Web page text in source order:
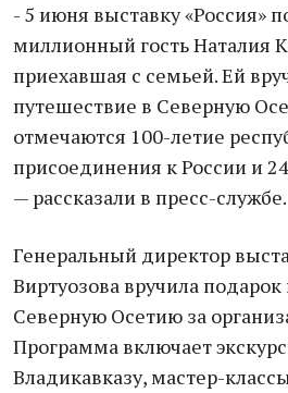
- 5 июня выставку «Россия»
миллионный гость Наталия
приехавшая с семьей. Ей
путешествие в Северную
отмечаются 100-летие
присоединения к России и
— рассказали в пресс-службе.
Генеральный директор
Виртуозова вручила
Северную Осетию за
Программа включает
Владикавказу, мастер-